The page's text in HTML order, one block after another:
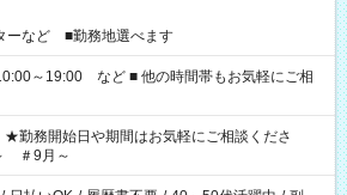
ーなど ■勤務地選べます
など ■ 他の時間帯もお気軽にご相
勤務開始日や期間はお気軽にご相談くださ
＃9月～